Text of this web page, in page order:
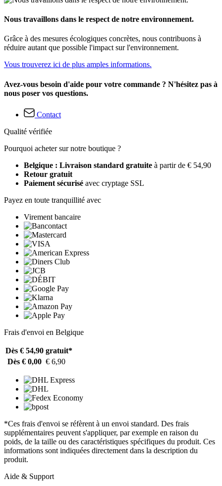
Nous travaillons dans le respect de notre environnement.
Grâce à des mesures écologiques concrètes, nous contribuons à
réduire autant que possible l'impact sur l'environnement.
Vous trouverez ici de plus amples informations.
Avez-vous besoin d'aide pour votre commande ? N'hésitez pas à
nous poser vos questions.
Contact
Qualité vérifiée
Pourquoi acheter sur notre boutique ?
Belgique : Livraison standard gratuite à partir de € 54,90
Retour gratuit
Paiement sécurisé avec cryptage SSL
Payez en toute tranquillité avec
Virement bancaire
Frais d'envoi en Belgique
Dès € 54,90 gratuit*
Dès € 0,00 € 6,90
*Ces frais d'envoi se réfèrent à un envoi standard. Des frais
supplémentaires peuvent s'appliquer, par exemple en raison du
poids, de la taille ou des caractéristiques spécifiques du produit. Ces
informations sont indiquées directement dans la description du
produit.
Aide & Support